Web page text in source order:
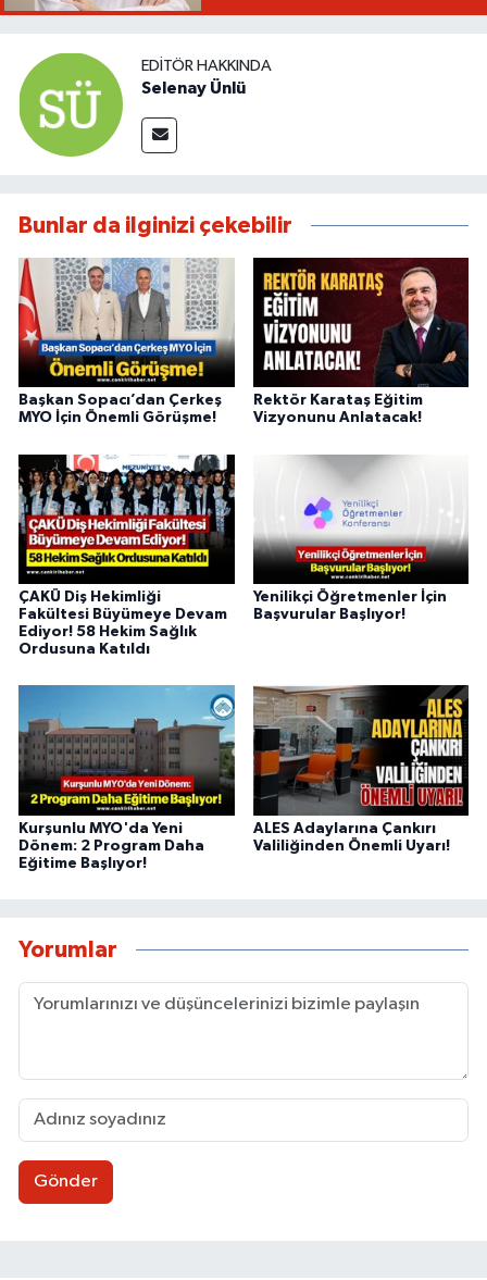
EDITÖR HAKKINDA
Selenay Ünlü
Bunlar da ilginizi çekebilir
Başkan Sopacı’dan Çerkeş
MYO İçin Önemli Görüşme!
Rektör Karataş Eğitim
Vizyonunu Anlatacak!
ÇAKÜ Diş Hekimliği
Fakültesi Büyümeye Devam
Ediyor! 58 Hekim Sağlık
Ordusuna Katıldı
Yenilikçi Öğretmenler İçin
Başvurular Başlıyor!
Kurşunlu MYO'da Yeni
Dönem: 2 Program Daha
Eğitime Başlıyor!
ALES Adaylarına Çankırı
Valiliğinden Önemli Uyarı!
Yorumlar
Gönder